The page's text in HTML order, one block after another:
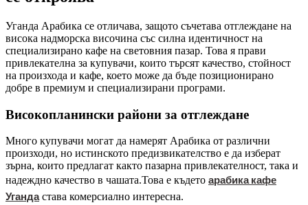
Уганда Арабика се отличава, защото съчетава отглеждане на
висока надморска височина със силна идентичност на
специализирано кафе на световния пазар. Това я прави
привлекателна за купувачи, които търсят качество, стойност
на произхода и кафе, което може да бъде позиционирано
добре в премиум и специализирани програми.
Високопланински райони за отглеждане
Много купувачи могат да намерят Арабика от различни
произходи, но истинското предизвикателство е да изберат
зърна, които предлагат както пазарна привлекателност, така и
надеждно качество в чашата.Това е където арабика кафе
Угандастава комерсиално интересна.